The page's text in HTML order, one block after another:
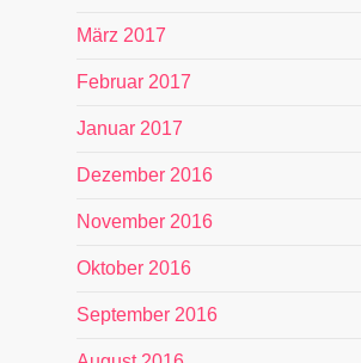
März 2017
Februar 2017
Januar 2017
Dezember 2016
November 2016
Oktober 2016
September 2016